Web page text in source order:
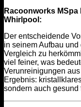
Racoonworks
Whirlpool:
Der entscheidende
in seinem Aufbau
Vergleich zu
viel feiner, was
Verunreinigungen
Ergebnis:
sondern auch gesund